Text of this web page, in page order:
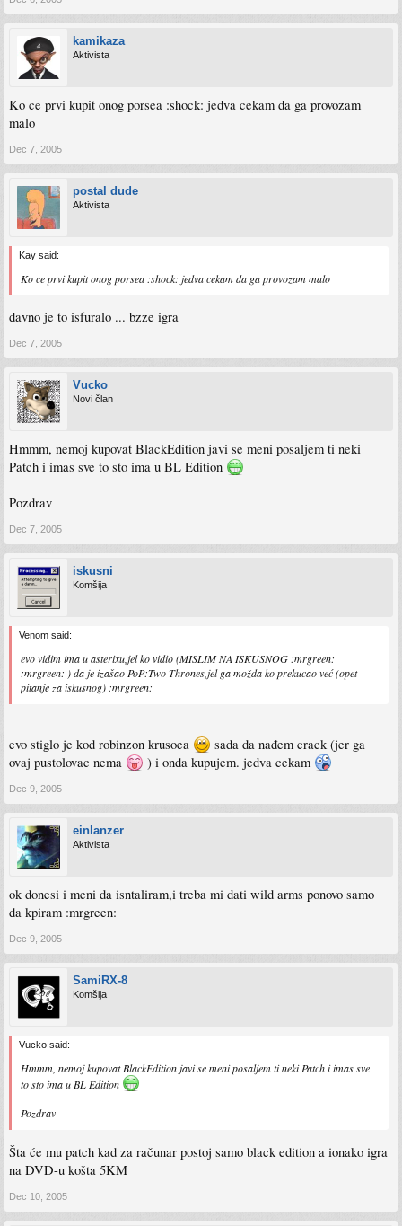
kamikaza
Aktivista
Ko ce prvi kupit onog porsea :shock: jedva cekam da ga provozam
malo
Dec 7, 2005
postal dude
Aktivista
Kay said:
Ko ce prvi kupit onog porsea :shock: jedva cekam da ga provozam malo
davno je to isfuralo ... bzze igra
Dec 7, 2005
Vucko
Novi član
Hmmm, nemoj kupovat BlackEdition javi se meni posaljem ti neki
Patch i imas sve to sto ima u BL Edition
Pozdrav
Dec 7, 2005
iskusni
Komšija
Venom said:
evo vidim ima u asterixu,jel ko vidio (MISLIM NA ISKUSNOG :mrgreen:
:mrgreen: ) da je izašao PoP:Two Thrones,jel ga možda ko prekucao već (opet
pitanje za iskusnog) :mrgreen:
evo stiglo je kod robinzon krusoea
sada da nađem crack (jer ga
ovaj pustolovac nema
) i onda kupujem. jedva cekam
Dec 9, 2005
einlanzer
Aktivista
ok donesi i meni da isntaliram,i treba mi dati wild arms ponovo samo
da kpiram :mrgreen:
Dec 9, 2005
SamiRX-8
Komšija
Vucko said:
Hmmm, nemoj kupovat BlackEdition javi se meni posaljem ti neki Patch i imas sve
to sto ima u BL Edition
Pozdrav
Šta će mu patch kad za računar postoj samo black edition a ionako igra
na DVD-u košta 5KM
Dec 10, 2005